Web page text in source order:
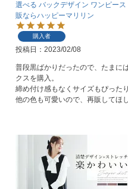
選べる バックデザイン ワンピー
販ならハッピーマリリン
購入者
投稿日 2023/02/08
普段黒ばかりだったので、たまに
クスを購入。
締め付け感もなくサイズもぴった
他の色も可愛いので、再販してほ